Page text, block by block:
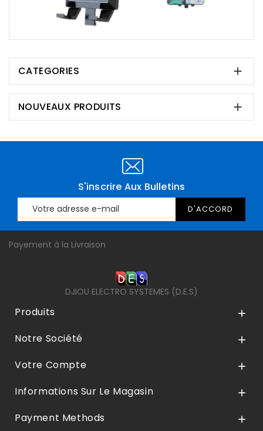
CATEGORIES 
NOUVEAUX PRODUITS 
S'inscrire Aux Bulletins
Payement à la Livraison
DJIOU ELECTRO SYSTEMES (D.E.S)
Produits 
Notre Société 
Votre Compte 
Informations Sur Le Magasin 
Payment Methods 